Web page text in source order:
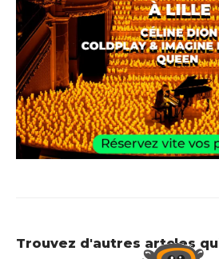
Trouvez d'autres artcles